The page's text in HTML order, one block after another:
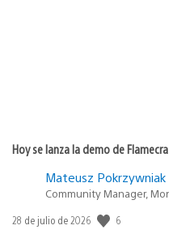
Hoy se lanza la demo de
Mateusz Pokrzywniak
Community Manager,
Fecha
28 de julio de 2026 6